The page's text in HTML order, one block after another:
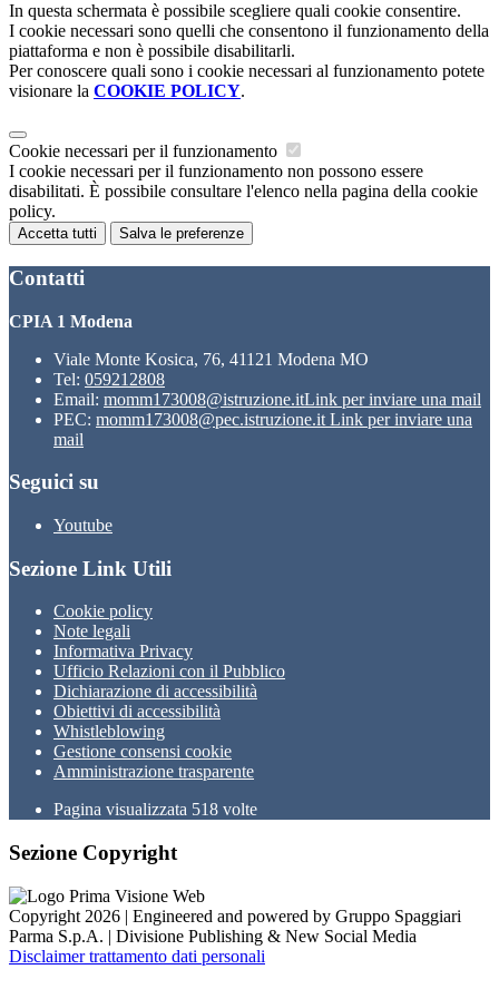
In questa schermata è possibile scegliere quali cookie consentire.
I cookie necessari sono quelli che consentono il funzionamento della
piattaforma e non è possibile disabilitarli.
Per conoscere quali sono i cookie necessari al funzionamento potete
visionare la COOKIE POLICY.
Cookie necessari per il funzionamento
I cookie necessari per il funzionamento non possono essere
disabilitati. È possibile consultare l'elenco nella pagina della cookie
policy.
Accetta tutti Salva le preferenze
Contatti
CPIA 1 Modena
Viale Monte Kosica, 76, 41121 Modena MO
Tel: 059212808
Email: momm173008@istruzione.itLink per inviare una mail
PEC: momm173008@pec.istruzione.it Link per inviare una
mail
Seguici su
Youtube
Sezione Link Utili
Cookie policy
Note legali
Informativa Privacy
Ufficio Relazioni con il Pubblico
Dichiarazione di accessibilità
Obiettivi di accessibilità
Whistleblowing
Gestione consensi cookie
Amministrazione trasparente
Pagina visualizzata 518 volte
Sezione Copyright
Copyright 2026 | Engineered and powered by Gruppo Spaggiari
Parma S.p.A. | Divisione Publishing & New Social Media
Disclaimer trattamento dati personali